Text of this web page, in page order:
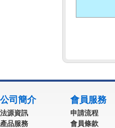
公司簡介
法源資訊
產品服務
會員服務
申請流程
會員條款